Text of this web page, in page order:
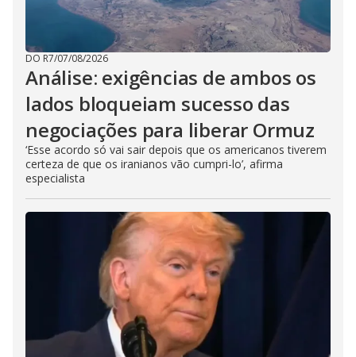
DO R7/07/08/2026
Análise: exigências de ambos os
lados bloqueiam sucesso das
negociações para liberar Ormuz
‘Esse acordo só vai sair depois que os americanos tiverem
certeza de que os iranianos vão cumpri-lo’, afirma
especialista